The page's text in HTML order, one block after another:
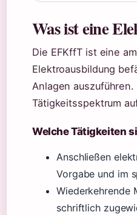
Was ist eine
Die EFKffT ist eine
Elektroausbildung
Anlagen
Tätigkeitsspektrum
Welche Tätigkeiten
Anschließen
Vorgabe und im
Wiederkehrende
schriftlich